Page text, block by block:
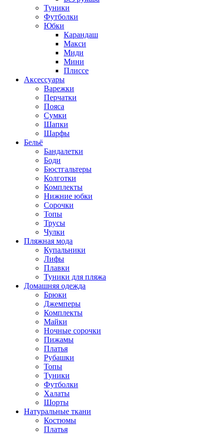
Туники
Футболки
Юбки
Карандаш
Макси
Миди
Мини
Плиссе
Аксессуары
Варежки
Перчатки
Пояса
Сумки
Шапки
Шарфы
Бельё
Бандалетки
Боди
Бюстгальтеры
Колготки
Комплекты
Нижние юбки
Сорочки
Топы
Трусы
Чулки
Пляжная мода
Купальники
Лифы
Плавки
Туники для пляжа
Домашняя одежда
Брюки
Джемперы
Комплекты
Майки
Ночные сорочки
Пижамы
Платья
Рубашки
Топы
Туники
Футболки
Халаты
Шорты
Натуральные ткани
Костюмы
Платья